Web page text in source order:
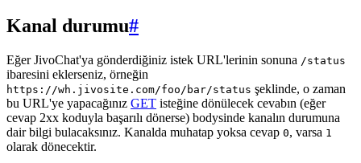
Kanal durumu#
Eğer JivoChat'ya gönderdiğiniz istek URL'lerinin sonuna /status
ibaresini eklerseniz, örneğin
https://wh.jivosite.com/foo/bar/status şeklinde, o zaman
bu URL'ye yapacağınız GET isteğine dönülecek cevabın (eğer
cevap 2xx koduyla başarılı dönerse) bodysinde kanalın durumuna
dair bilgi bulacaksınız. Kanalda muhatap yoksa cevap 0, varsa 1
olarak dönecektir.